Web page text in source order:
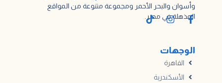
وأسوان والبحر الأحمر ومجموعة متنوعة من المواقع
المذهلة في مصر.
الوجهات
القاهرة
الأسكندرية